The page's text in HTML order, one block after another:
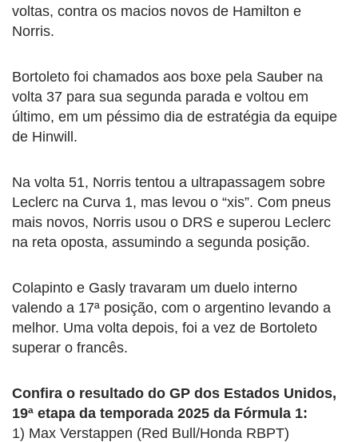
voltas, contra os macios novos de Hamilton e
Norris.
Bortoleto foi chamados aos boxe pela Sauber na
volta 37 para sua segunda parada e voltou em
último, em um péssimo dia de estratégia da equipe
de Hinwill.
Na volta 51, Norris tentou a ultrapassagem sobre
Leclerc na Curva 1, mas levou o “xis”. Com pneus
mais novos, Norris usou o DRS e superou Leclerc
na reta oposta, assumindo a segunda posição.
Colapinto e Gasly travaram um duelo interno
valendo a 17ª posição, com o argentino levando a
melhor. Uma volta depois, foi a vez de Bortoleto
superar o francês.
Confira o resultado do GP dos Estados Unidos,
19ª etapa da temporada 2025 da Fórmula 1:
1) Max Verstappen (Red Bull/Honda RBPT)